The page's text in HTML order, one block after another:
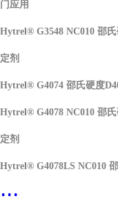
门应用
Hytrel® G3548 NC010 邵
定剂
Hytrel® G4074 邵氏硬度
Hytrel® G4078 NC010 邵
定剂
Hytrel® G4078LS NC010
...